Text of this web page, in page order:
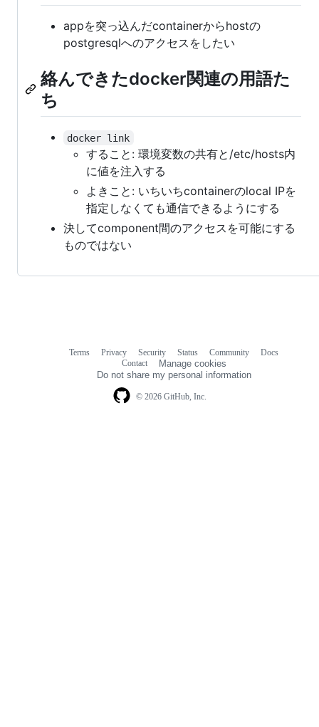
appを突っ込んだcontainerからhostの
postgresqlへのアクセスをしたい
絡んできたdocker関連の用語た
ち
docker link
すること: 環境変数の共有と/etc/hosts内
に値を注入する
よきこと: いちいちcontainerのlocal IPを
指定しなくても通信できるようにする
決してcomponent間のアクセスを可能にする
ものではない
© 2026 GitHub, Inc.
Terms Privacy Security Status Community
Docs
Contact
Manage cookies
Do not share my personal information